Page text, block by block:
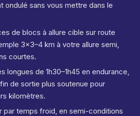
ondulé sans vous mettre dans le
de blocs à allure cible sur route
3×3–4 km à votre allure semi,
courtes.
longues de 1h30–1h45 en endurance,
de sortie plus soutenue pour
kilomètres.
par temps froid, en semi-conditions